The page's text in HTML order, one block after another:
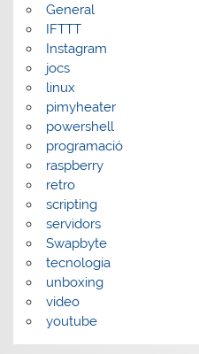
General
IFTTT
Instagram
jocs
linux
pimyheater
powershell
programació
raspberry
retro
scripting
servidors
Swapbyte
tecnologia
unboxing
video
youtube